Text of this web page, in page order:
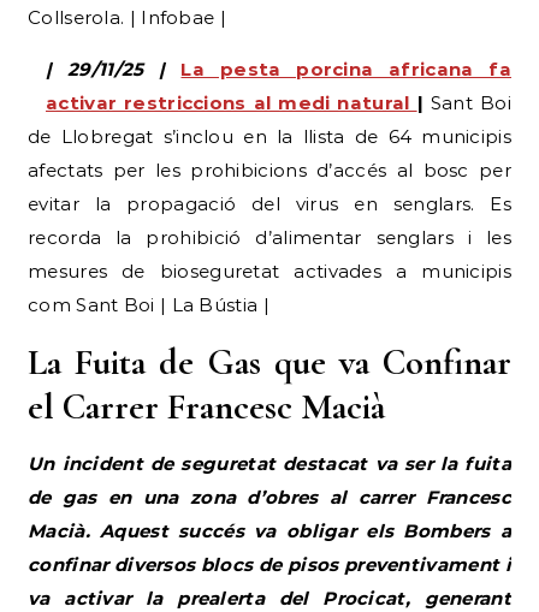
Collserola. | Infobae |
| 29/11/25 | La pesta porcina africana fa
activar restriccions al medi natural | Sant Boi
de Llobregat s’inclou en la llista de 64 municipis
afectats per les prohibicions d’accés al bosc per
evitar la propagació del virus en senglars. Es
recorda la prohibició d’alimentar senglars i les
mesures de bioseguretat activades a municipis
com Sant Boi | La Bústia |
La Fuita de Gas que va Confinar
el Carrer Francesc Macià
Un incident de seguretat destacat va ser la fuita
de gas en una zona d’obres al carrer Francesc
Macià. Aquest succés va obligar els Bombers a
confinar diversos blocs de pisos preventivament i
va activar la prealerta del Procicat, generant